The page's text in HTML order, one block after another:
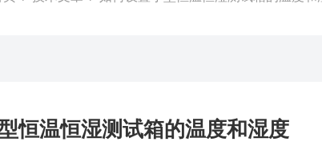
恒温恒湿测试箱的温度和湿度